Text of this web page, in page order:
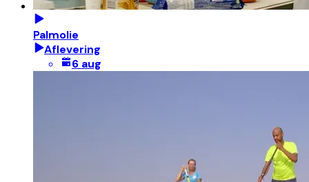
Palmolie
Aflevering
6 aug